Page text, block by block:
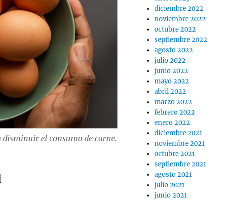
el consumo de carne.
diciembre 2022
noviembre 2022
octubre 2022
septiembre 2022
agosto 2022
julio 2022
junio 2022
mayo 2022
abril 2022
marzo 2022
febrero 2022
enero 2022
diciembre 2021
noviembre 2021
octubre 2021
septiembre 2021
agosto 2021
julio 2021
junio 2021